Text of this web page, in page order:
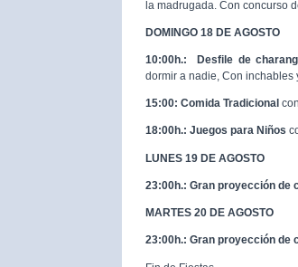
la madrugada. Con concurso
DOMINGO 18 DE AGOSTO
10:00h.: Desfile de
dormir a nadie, Con inchables
15:00: Comida Tradicional
18:00h.: Juegos para Niños
LUNES 19 DE AGOSTO
23:00h.: Gran proyección de
MARTES 20 DE AGOSTO
23:00h.: Gran proyección de